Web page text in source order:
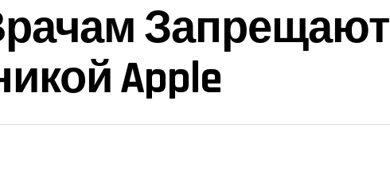
Запрещают
Apple